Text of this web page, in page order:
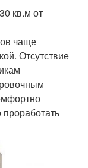
кв.м от
чаще
Отсутствие
проработать